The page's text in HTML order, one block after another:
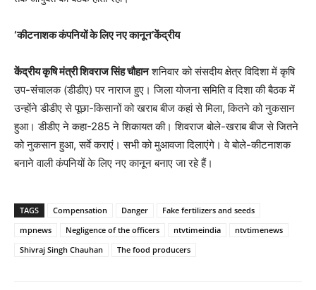
‘कीटनाशक कंपनियों के लिए नए कानून’केंद्रीय
केंद्रीय कृषि मंत्री शिवराज सिंह चौहानशनिवार को संसदीय क्षेत्र विदिशा में कृषि
उप-संचालक (डीडीए) पर नाराज हुए। जिला योजना समिति व दिशा की बैठक में
उन्होंने डीडीए से पूछा-किसानों को खराब बीज कहां से मिला, कितने को नुकसान
हुआ। डीडीए ने कहा-285 ने शिकायत की। शिवराज बोले-खराब बीज से जितने
को नुकसान हुआ, सर्वे कराएं। सभी को मुआवजा दिलाएंगे। वे बोले-कीटनाशक
बनाने वाली कंपनियों के लिए नए कानून बनाए जा रहे हैं।
TAGS Compensation Danger
Fake fertilizers and seeds
mpnews
Negligence of the officers ntvtimeindia
ntvtimenews
Shivraj Singh Chauhan
The food producers